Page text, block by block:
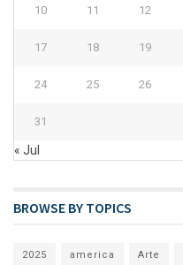
10 11 12
17 18 19
24 25 26
31
« Jul
BROWSE BY TOPICS
2025 america Arte